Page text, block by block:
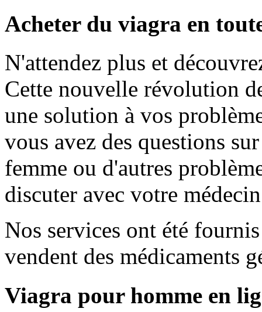
Acheter du viagra en
N'attendez plus et
Cette nouvelle révolution
une solution à vos
vous avez des questions
femme ou d'autres
discuter avec votre
Nos services ont été
vendent des médicaments
Viagra pour homme en